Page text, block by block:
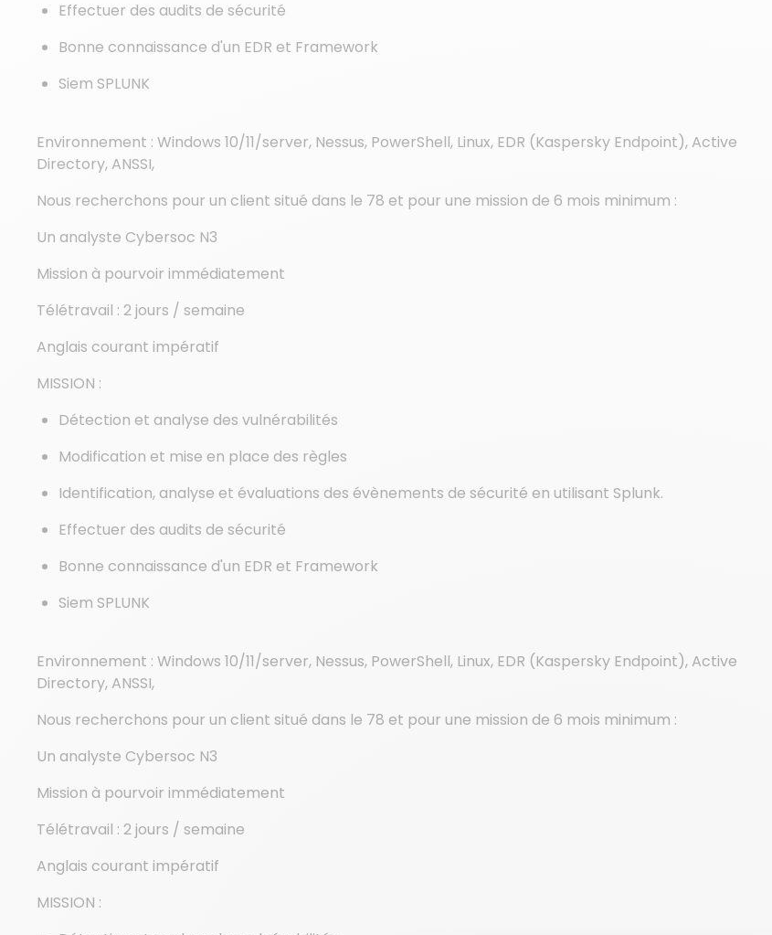
Effectuer des audits de sécurité
Bonne connaissance d'un EDR et Framework
Siem SPLUNK
Environnement : Windows 10/11/server, Nessus, PowerShell, Linux, EDR (Kaspersky Endpoint), Active
Directory, ANSSI,
Nous recherchons pour un client situé dans le 78 et pour une mission de 6 mois minimum :
Un analyste Cybersoc N3
Mission à pourvoir immédiatement
Télétravail : 2 jours / semaine
Anglais courant impératif
MISSION :
Détection et analyse des vulnérabilités
Modification et mise en place des règles
Identification, analyse et évaluations des évènements de sécurité en utilisant Splunk.
Effectuer des audits de sécurité
Bonne connaissance d'un EDR et Framework
Siem SPLUNK
Environnement : Windows 10/11/server, Nessus, PowerShell, Linux, EDR (Kaspersky Endpoint), Active
Directory, ANSSI,
Nous recherchons pour un client situé dans le 78 et pour une mission de 6 mois minimum :
Un analyste Cybersoc N3
Mission à pourvoir immédiatement
Télétravail : 2 jours / semaine
Anglais courant impératif
MISSION :